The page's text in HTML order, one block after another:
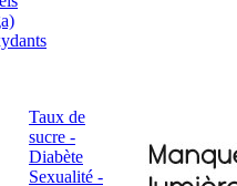
Taux de
sucre -
Diabète
Sexualité -